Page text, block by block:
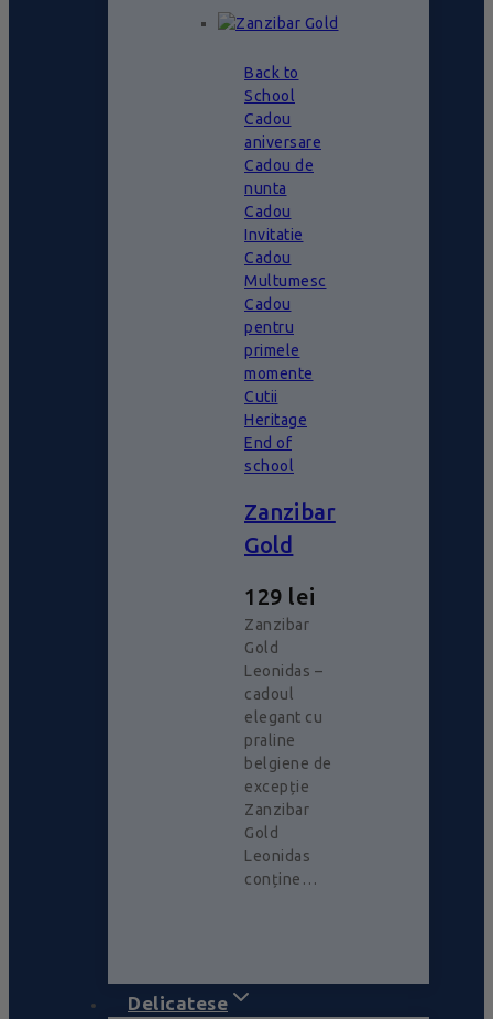
Back to
School
Cadou
aniversare
Cadou de
nunta
Cadou
Invitatie
Cadou
Multumesc
Cadou
pentru
primele
momente
Cutii
Heritage
End of
school
Zanzibar
Gold
129 lei
Zanzibar
Gold
Leonidas –
cadoul
elegant cu
praline
belgiene de
excepție
Zanzibar
Gold
Leonidas
conține…
Delicatese